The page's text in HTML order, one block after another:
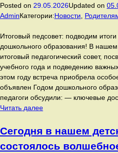
весёлые
приключения:
гости
к
ребятам
пришёл
клоун
Ириска,
который
зарядил
отличным
Posted on 29.05.2026Updated on
AdminКатегории:Новости
Итоговый педсовет: подводим
дошкольного образования! В
итоговый педагогический совет,
учебного года и подведению
этом году встреча приобрела
объявлен Годом дошкольного
педагоги обсудили: — ключевые
Читать далееВ
детском
саду
прошёл
Сегодня в нашем
состоялось